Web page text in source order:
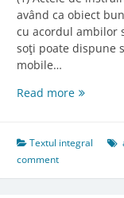
având ca obiect
cu acordul ambilor
soţi poate dispune
mobile…
Read moreArt.
de
şi
Textul integral
comment